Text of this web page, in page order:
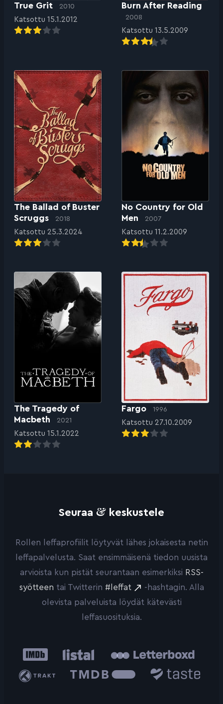
True Grit 2010
Katsottu 15.1.2012
Burn After Reading
2008
Katsottu 13.5.2009
The Ballad of Buster
Scruggs
2018
Katsottu 25.3.2024
No Country for Old
Men
2007
Katsottu 11.2.2009
The Tragedy of
Macbeth
2021
Katsottu 15.1.2022
Fargo 1996
Katsottu 27.10.2009
Seuraa & keskustele
Rollen leffaprofiilit löytyvät lähes jokaisesta netin
leffapalvelusta. Saat ensimmäisenä tiedon uusista
arvioista kun pistät seurantaan esimerkiksi RSS-
syötteen tai Twitterin #leffat
-hashtagin. Alla
olevista palveluista löydät kätevästi
leffasuosituksia.
IMDb Listal
Trakt